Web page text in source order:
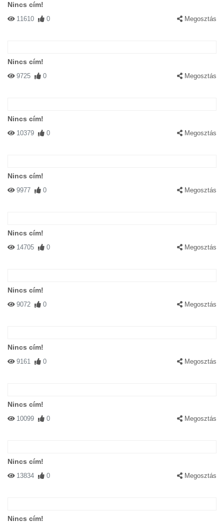
Nincs cím!
11610 0 Megosztás
Nincs cím!
9725 0 Megosztás
Nincs cím!
10379 0 Megosztás
Nincs cím!
9977 0 Megosztás
Nincs cím!
14705 0 Megosztás
Nincs cím!
9072 0 Megosztás
Nincs cím!
9161 0 Megosztás
Nincs cím!
10099 0 Megosztás
Nincs cím!
13834 0 Megosztás
Nincs cím!